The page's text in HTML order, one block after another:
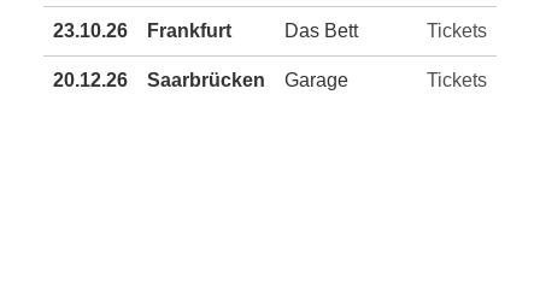
23.10.26 Frankfurt Das Bett Tickets
20.12.26 Saarbrücken Garage Tickets